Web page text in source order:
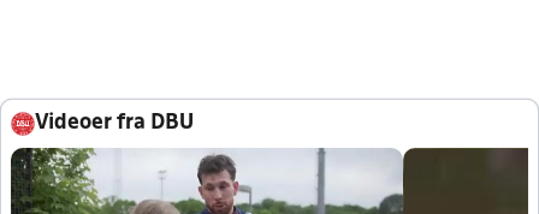
Videoer fra DBU